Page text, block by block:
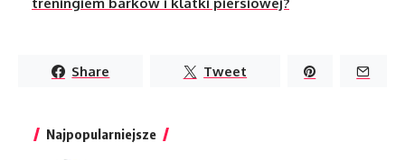
Share Tweet
Najpopularniejsze